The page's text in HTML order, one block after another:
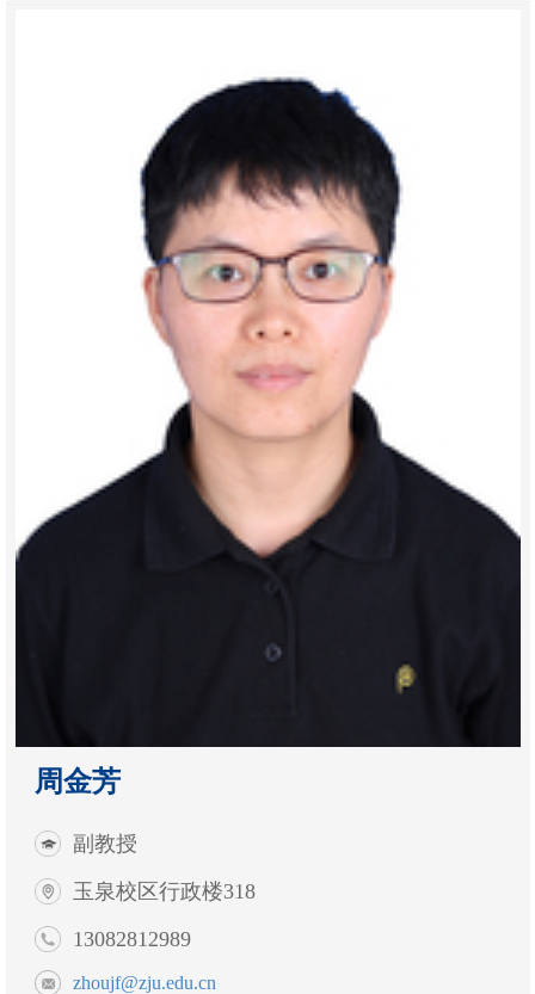
周金芳
副教授
玉泉校区行政楼318
13082812989
zhoujf@zju.edu.cn